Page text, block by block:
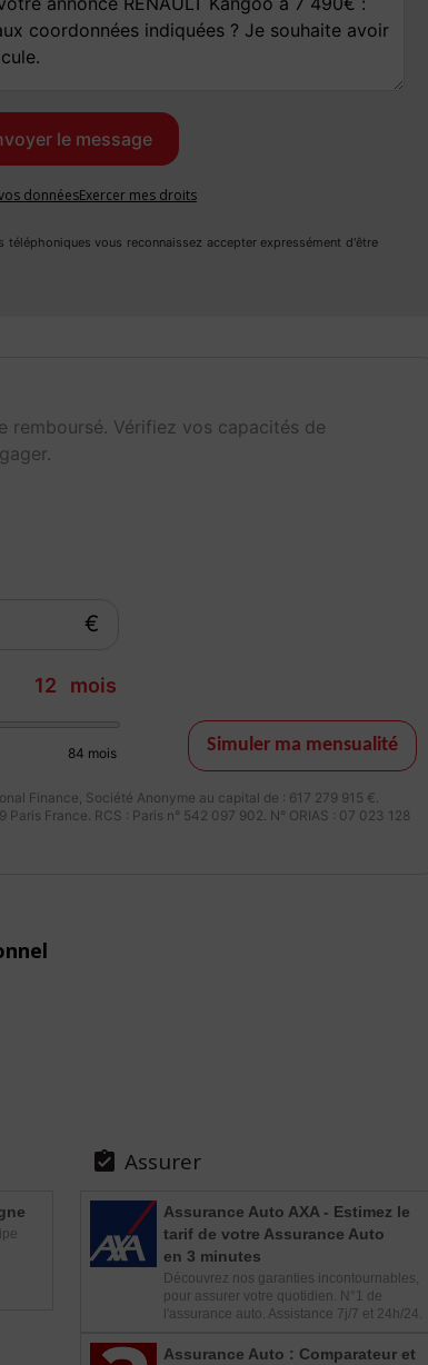
financiers
est située 2 Impasse Joan Robinson 33980 AUDENGE
18h30.
réelle
donnéesExercer mes droits
vous reconnaissez accepter expressément d'être
remboursé. Vérifiez vos capacités de
€
12 mois
84 mois Simuler ma mensualité
Finance, Société Anonyme au capital de : 617 279 915 €.
France. RCS : Paris n° 542 097 902. N° ORIAS : 07 023 128
 Assurer
Assurance Auto AXA - Estimez le
tarif de votre Assurance Auto
en 3 minutes
Découvrez nos garanties incontournables,
pour assurer votre quotidien. N°1 de
l'assurance auto. Assistance 7j/7 et 24h/24.
Assurance Auto : Comparateur et